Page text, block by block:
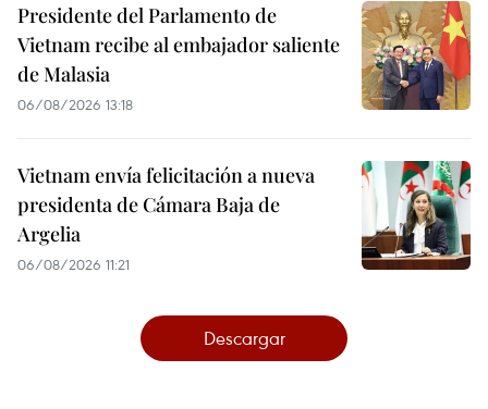
Presidente del Parlamento de
Vietnam recibe al embajador saliente
de Malasia
06/08/2026 13:18
Vietnam envía felicitación a nueva
presidenta de Cámara Baja de
Argelia
06/08/2026 11:21
Descargar